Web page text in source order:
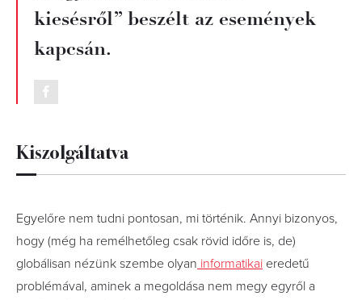
kiesésről” beszélt az események
kapcsán.
Kiszolgáltatva
Egyelőre nem tudni pontosan, mi történik. Annyi bizonyos,
hogy (még ha remélhetőleg csak rövid időre is, de)
globálisan nézünk szembe olyan informatikai eredetű
problémával, aminek a megoldása nem megy egyről a